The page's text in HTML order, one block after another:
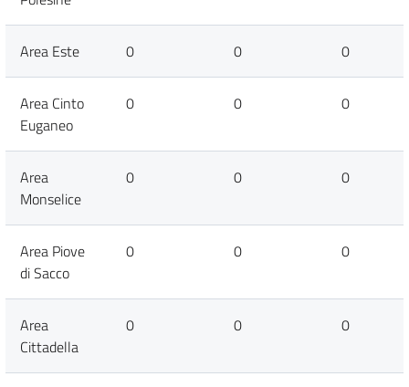
Area Este 0 0 0
Area Cinto
Euganeo
0 0 0
Area
Monselice
0 0 0
Area Piove
di Sacco
0 0 0
Area
Cittadella
0 0 0